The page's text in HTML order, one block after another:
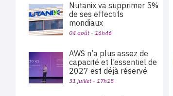
Nutanix va supprimer 5%
de ses effectifs
mondiaux
04 août - 16h46
AWS n’a plus assez de
capacité et l’essentiel de
2027 est déjà réservé
31 juillet - 17h15